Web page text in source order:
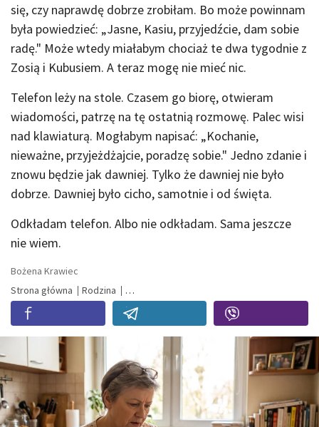
się, czy naprawdę dobrze zrobiłam. Bo może powinnam
była powiedzieć: „Jasne, Kasiu, przyjedźcie, dam sobie
radę." Może wtedy miałabym chociaż te dwa tygodnie z
Zosią i Kubusiem. A teraz mogę nie mieć nic.
Telefon leży na stole. Czasem go biorę, otwieram
wiadomości, patrzę na tę ostatnią rozmowę. Palec wisi
nad klawiaturą. Mogłabym napisać: „Kochanie,
nieważne, przyjeżdżajcie, poradzę sobie." Jedno zdanie i
znowu będzie jak dawniej. Tylko że dawniej nie było
dobrze. Dawniej było cicho, samotnie i od święta.
Odkładam telefon. Albo nie odkładam. Sama jeszcze
nie wiem.
Bożena Krawiec
Strona główna
Rodzina